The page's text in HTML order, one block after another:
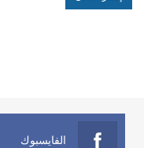
الهياكل
الفايسبوك